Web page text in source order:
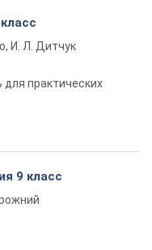
И. Л. Дитчук
для практических
9 класс